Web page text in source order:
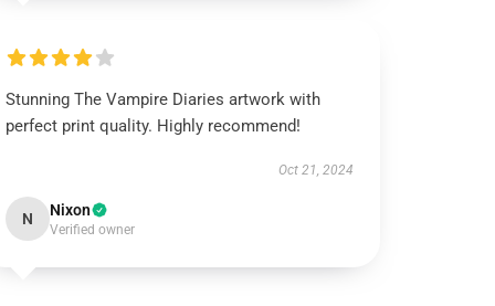
Stunning The Vampire Diaries artwork with
perfect print quality. Highly recommend!
Oct 21, 2024
N Nixon
Verified owner